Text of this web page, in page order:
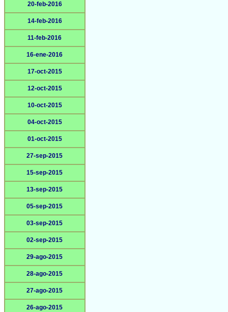
20-feb-2016
14-feb-2016
11-feb-2016
16-ene-2016
17-oct-2015
12-oct-2015
10-oct-2015
04-oct-2015
01-oct-2015
27-sep-2015
15-sep-2015
13-sep-2015
05-sep-2015
03-sep-2015
02-sep-2015
29-ago-2015
28-ago-2015
27-ago-2015
26-ago-2015